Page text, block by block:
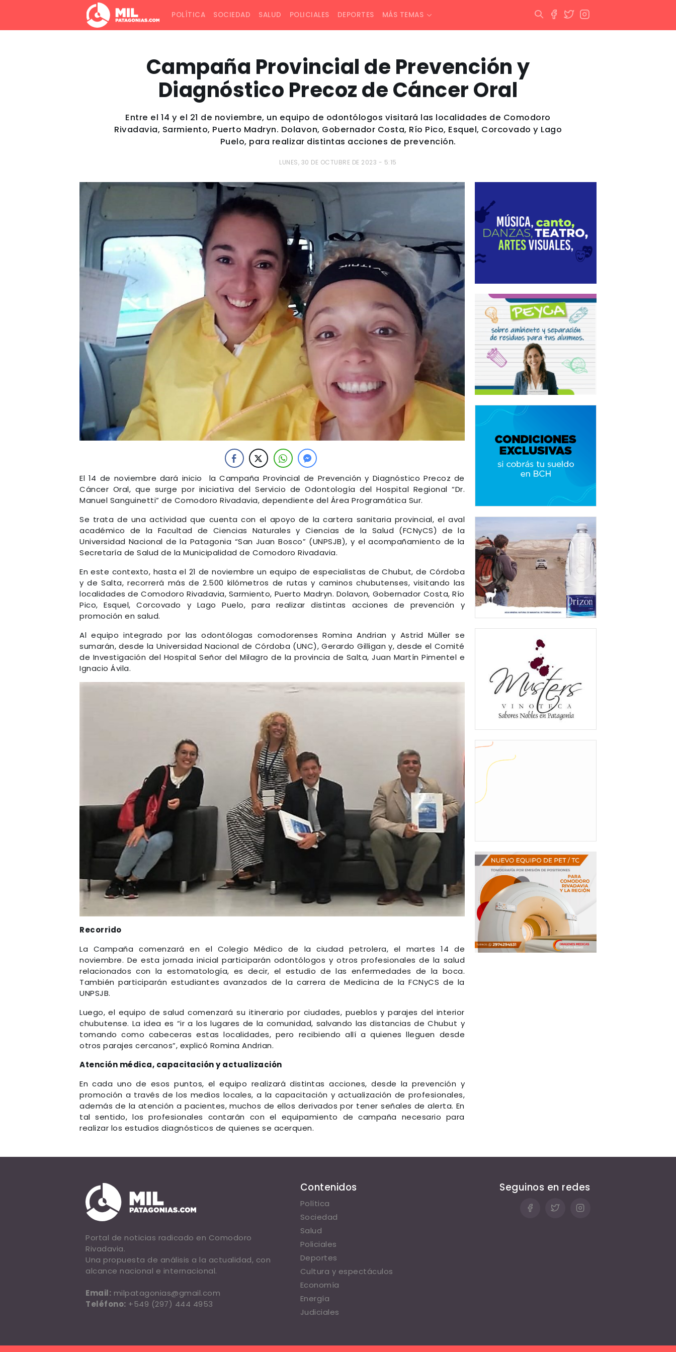
POLÍTICA SOCIEDAD SALUD POLICIALES DEPORTES MÁS TEMAS
Campaña Provincial de Prevención y
Diagnóstico Precoz de Cáncer Oral
Entre el 14 y el 21 de noviembre, un equipo de odontólogos visitará las localidades de Comodoro
Rivadavia, Sarmiento, Puerto Madryn. Dolavon, Gobernador Costa, Río Pico, Esquel, Corcovado y Lago
Puelo, para realizar distintas acciones de prevención.
LUNES, 30 DE OCTUBRE DE 2023 - 5:15
El 14 de noviembre dará inicio la Campaña Provincial de Prevención y Diagnóstico Precoz de
Cáncer Oral, que surge por iniciativa del Servicio de Odontología del Hospital Regional “Dr.
Manuel Sanguinetti” de Comodoro Rivadavia, dependiente del Área Programática Sur.
Se trata de una actividad que cuenta con el apoyo de la cartera sanitaria provincial, el aval
académico de la Facultad de Ciencias Naturales y Ciencias de la Salud (FCNyCS) de la
Universidad Nacional de la Patagonia “San Juan Bosco” (UNPSJB), y el acompañamiento de la
Secretaría de Salud de la Municipalidad de Comodoro Rivadavia.
En este contexto, hasta el 21 de noviembre un equipo de especialistas de Chubut, de Córdoba
y de Salta, recorrerá más de 2.500 kilómetros de rutas y caminos chubutenses, visitando las
localidades de Comodoro Rivadavia, Sarmiento, Puerto Madryn. Dolavon, Gobernador Costa, Río
Pico, Esquel, Corcovado y Lago Puelo, para realizar distintas acciones de prevención y
promoción en salud.
Al equipo integrado por las odontólogas comodorenses Romina Andrian y Astrid Müller se
sumarán, desde la Universidad Nacional de Córdoba (UNC), Gerardo Gilligan y, desde el Comité
de Investigación del Hospital Señor del Milagro de la provincia de Salta, Juan Martín Pimentel e
Ignacio Ávila.
Recorrido
La Campaña comenzará en el Colegio Médico de la ciudad petrolera, el martes 14 de
noviembre. De esta jornada inicial participarán odontólogos y otros profesionales de la salud
relacionados con la estomatología, es decir, el estudio de las enfermedades de la boca.
También participarán estudiantes avanzados de la carrera de Medicina de la FCNyCS de la
UNPSJB.
Luego, el equipo de salud comenzará su itinerario por ciudades, pueblos y parajes del interior
chubutense. La idea es “ir a los lugares de la comunidad, salvando las distancias de Chubut y
tomando como cabeceras estas localidades, pero recibiendo allí a quienes lleguen desde
otros parajes cercanos”, explicó Romina Andrian.
Atención médica, capacitación y actualización
En cada uno de esos puntos, el equipo realizará distintas acciones, desde la prevención y
promoción a través de los medios locales, a la capacitación y actualización de profesionales,
además de la atención a pacientes, muchos de ellos derivados por tener señales de alerta. En
tal sentido, los profesionales contarán con el equipamiento de campaña necesario para
realizar los estudios diagnósticos de quienes se acerquen.
Portal de noticias radicado en Comodoro
Rivadavia.
Una propuesta de análisis a la actualidad, con
alcance nacional e internacional.
Email: milpatagonias@gmail.com
Teléfono: +549 (297) 444 4953
Contenidos
Política
Sociedad
Salud
Policiales
Deportes
Cultura y espectáculos
Economía
Energía
Judiciales
Seguinos en redes